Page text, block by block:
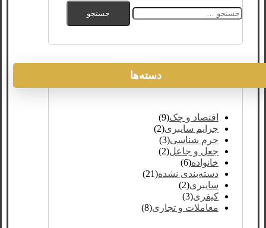
جستجو
برای:
دسته‌ها
اقتصاد و چک(9)
جرایم سایبری(2)
جرم شناسی(3)
جعل و جاعل(2)
خانواده(6)
دسته‌بندی نشده(21)
سایبری(2)
کیفری(3)
معاملات و تجاری(8)